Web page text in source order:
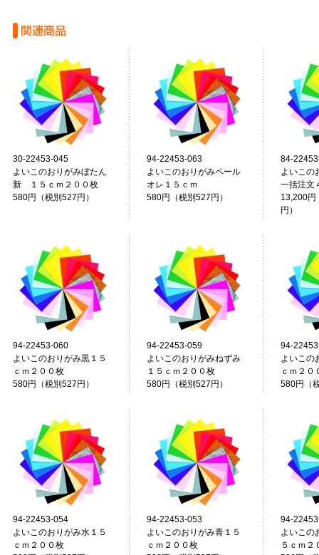
30-22453-045
よいこのおりがみぼたん
新 １５ｃｍ２００枚
580円（税別527円）
94-22453-063
よいこのおりがみペール
オレ１５ｃｍ
580円（税別527円）
84-
よいこの
一括注文
13,200円
円）
94-22453-060
よいこのおりがみ黒１５
ｃｍ２００枚
580円（税別527円）
94-22453-059
よいこのおりがみねずみ
１５ｃｍ２００枚
580円（税別527円）
94-
よいこの
ｃｍ２０
580円（
94-22453-054
よいこのおりがみ水１５
ｃｍ２００枚
94-22453-053
よいこのおりがみ青１５
ｃｍ２００枚
94-
よいこの
５ｃｍ２